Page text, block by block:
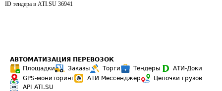
ID тендера в ATI.SU 36941
АВТОМАТИЗАЦИЯ ПЕРЕВОЗОК
Площадки
Заказы Торги Тендеры
АТИ-Доки
GPS-мониторинг
АТИ Мессенджер
Цепочки грузов
API ATI.SU